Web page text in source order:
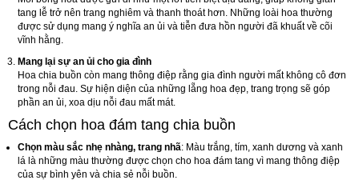
tang lễ trở nên trang nghiêm và thanh thoát hơn. Những loài hoa thường
được sử dụng mang ý nghĩa an ủi và tiễn đưa hồn người đã khuất về cõi
vĩnh hằng.
Mang lại sự an ủi cho gia đình
Hoa chia buồn còn mang thông điệp rằng gia đình người mất không cô đơn
trong nỗi đau. Sự hiện diện của những lẵng hoa đẹp, trang trọng sẽ góp
phần an ủi, xoa dịu nỗi đau mất mát.
Cách chọn hoa đám tang chia buồn
Chọn màu sắc nhẹ nhàng, trang nhã: Màu trắng, tím, xanh dương và xanh
lá là những màu thường được chọn cho hoa đám tang vì mang thông điệp
của sự bình yên và chia sẻ nỗi buồn.